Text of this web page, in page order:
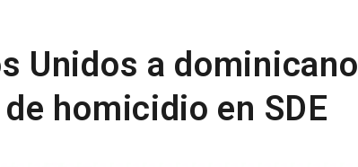
Unidos a dominicano
homicidio en SDE